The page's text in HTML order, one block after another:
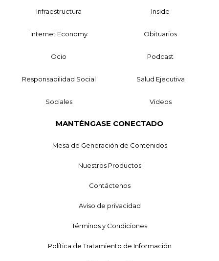
Infraestructura Inside
Internet Economy Obituarios
Ocio Podcast
Responsabilidad Social Salud Ejecutiva
Sociales Videos
MANTÉNGASE CONECTADO
Mesa de Generación de Contenidos
Nuestros Productos
Contáctenos
Aviso de privacidad
Términos y Condiciones
Política de Tratamiento de Información